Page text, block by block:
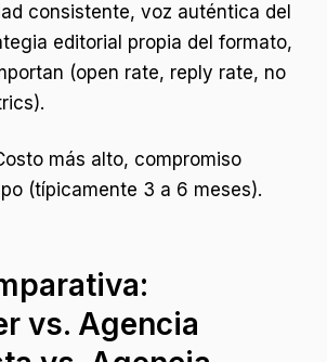
consistente, voz auténtica del
editorial propia del formato,
(open rate, reply rate, no
más alto, compromiso
(típicamente 3 a 6 meses).
vs. Agencia